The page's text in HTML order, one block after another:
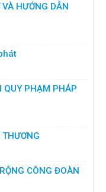
HƯỚNG DẪN
QUY PHẠM PHÁP
THƯƠNG
CÔNG ĐOÀN